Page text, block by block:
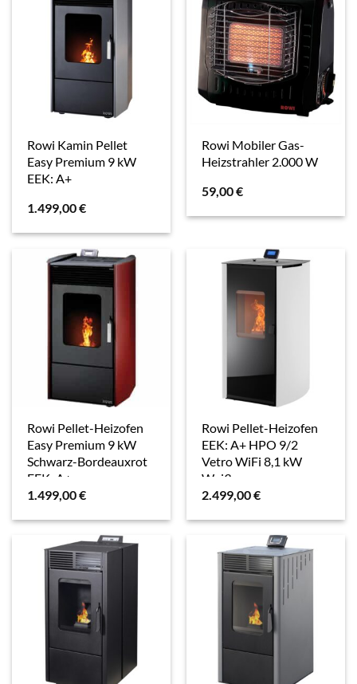
Rowi Kamin Pellet
Easy Premium 9 kW
EEK: A+
1.499,00€
Rowi Mobiler Gas-
Heizstrahler 2.000 W
59,00€
Rowi Pellet-Heizofen
Easy Premium 9 kW
Schwarz-Bordeauxrot
EEK: A+
1.499,00€
Rowi Pellet-Heizofen
EEK: A+ HPO 9/2
Vetro WiFi 8,1 kW
Weiß
2.499,00€